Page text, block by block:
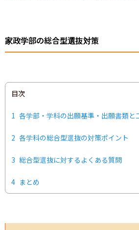
家政学部の総合型選抜対策
目次
1 各学部・学科の出願基準・出願書類と
2 各学科の総合型選抜の対策ポイント
3 総合型選抜に対するよくある質問
4 まとめ